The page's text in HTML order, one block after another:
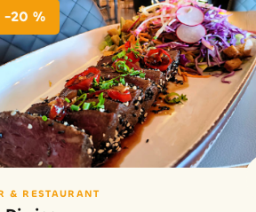
-20 %
& RESTAURANT